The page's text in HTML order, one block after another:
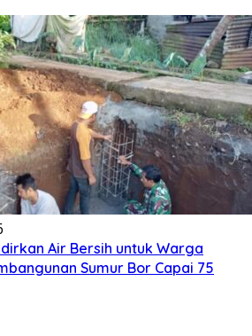
Air Bersih untuk Warga
Sumur Bor Capai 75